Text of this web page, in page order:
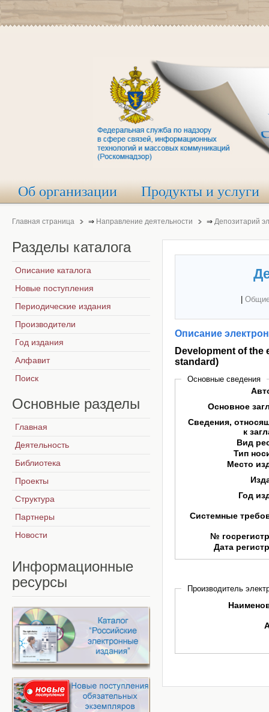
Об организации Продукты и услуги
Главная страница ⇒ Направление деятельности ⇒ Депозитарий
Описание
Development of
standard)
Основные сведения
Основное
Сведения,
к
Вид
Тип
Место
Год
Системные
№
Дата
Производитель
Разделы каталога
Описание каталога
Новые поступления
Периодические издания
Производители
Год издания
Алфавит
Поиск
Основные разделы
Главная
Деятельность
Библиотека
Проекты
Структура
Партнеры
Новости
Информационные
ресурсы